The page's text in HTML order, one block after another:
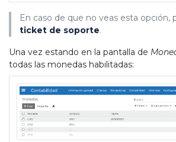
En caso de que no veas esta opción,
ticket de soporte.
Una vez estando en la pantalla de
todas las monedas habilitadas: